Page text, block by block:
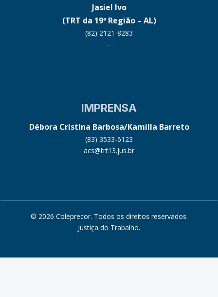
Jasiel Ivo
(TRT da 19ª Região – AL)
(82) 2121-8283
–
IMPRENSA
Débora Cristina Barbosa/Kamilla Barreto
(83) 3533-6123
acs@trt13.jus.br
© 2026 Coleprecor. Todos os direitos reservados.
Justiça do Trabalho.